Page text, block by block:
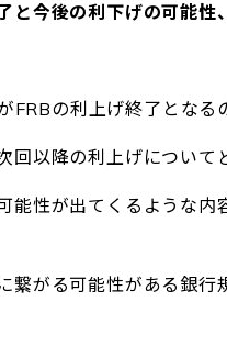
と今後の利下げの可能性
FRBの利上げ終了となる
回以降の利上げについて
能性が出てくるような
繋がる可能性がある銀